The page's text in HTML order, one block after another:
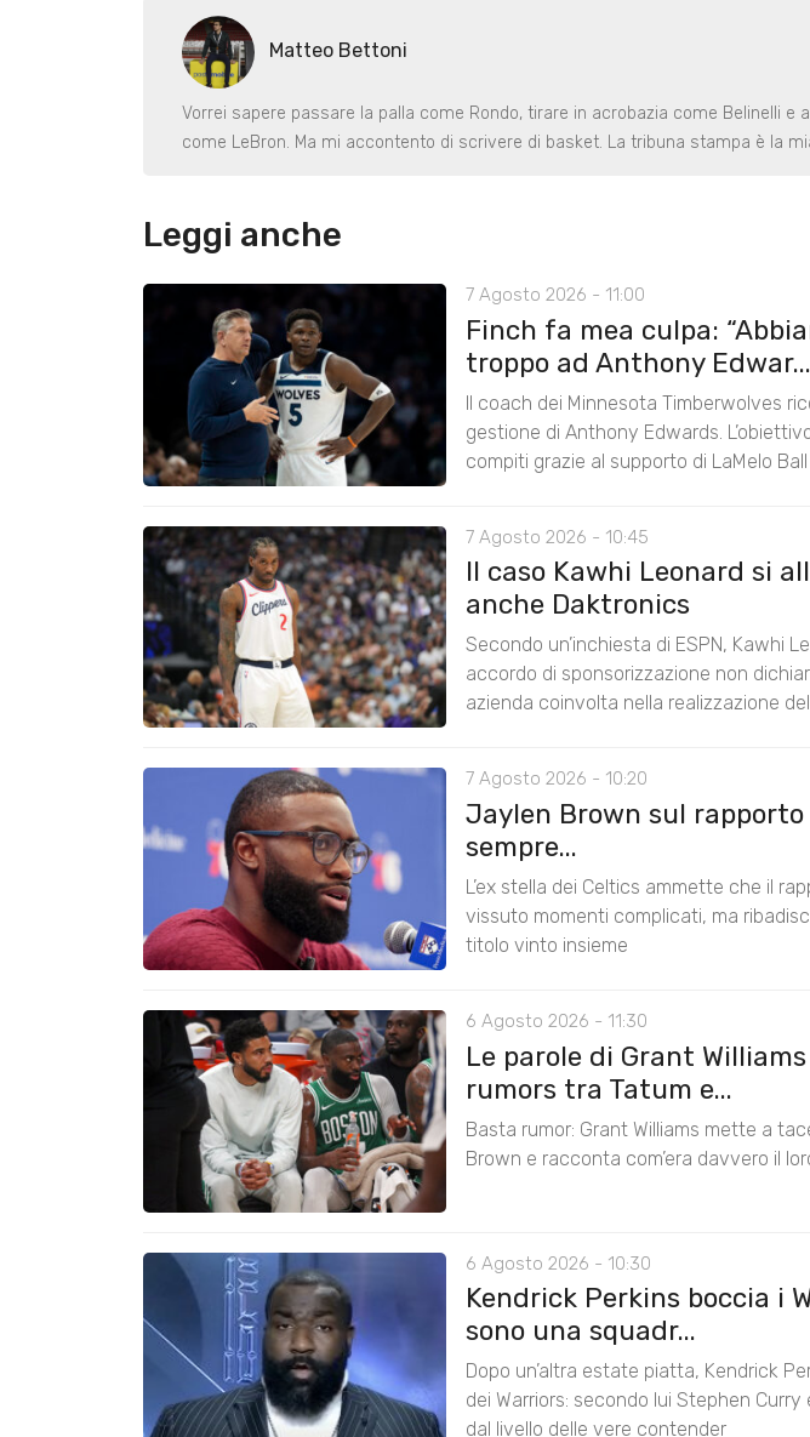
Matteo Bettoni
Vorrei sapere passare la palla come Rondo, tirare in acrobazia come Belinelli e
come LeBron. Ma mi accontento di scrivere di basket. La tribuna stampa è la
Leggi anche
7 Agosto 2026 - 11:00
Finch fa mea culpa:
troppo ad Anthony Edwar...
Il coach dei Minnesota Timberwolves
gestione di Anthony Edwards.
compiti grazie al supporto di LaMelo Ball
7 Agosto 2026 - 10:45
Il caso Kawhi Leonard si
anche Daktronics
Secondo un’inchiesta di ESPN, Kawhi
accordo di sponsorizzazione non
azienda coinvolta nella realizzazione
7 Agosto 2026 - 10:20
Jaylen Brown sul rapporto
sempre...
L’ex stella dei Celtics ammette che il
vissuto momenti complicati, ma
titolo vinto insieme
6 Agosto 2026 - 11:30
Le parole di Grant
rumors tra Tatum e...
Basta rumor: Grant Williams mette a
Brown e racconta com’era davvero il
6 Agosto 2026 - 10:30
Kendrick Perkins boccia i
sono una squadr...
Dopo un’altra estate piatta, Kendrick
dei Warriors: secondo lui Stephen
dal livello delle vere contender